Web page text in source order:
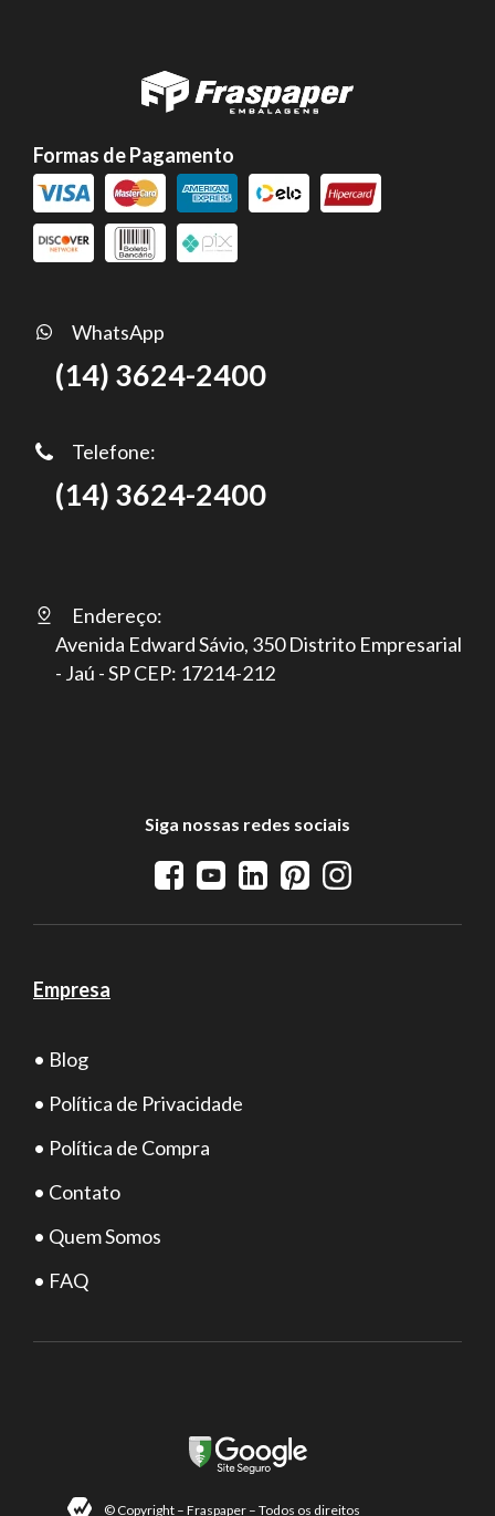
Formas de Pagamento
WhatsApp
(14) 3624-2400
Telefone:
(14) 3624-2400
Endereço:
Avenida Edward Sávio, 350 Distrito Empresarial
- Jaú - SP CEP: 17214-212
Siga nossas redes sociais
Empresa
• Blog
• Política de Privacidade
• Política de Compra
• Contato
• Quem Somos
• FAQ
© Copyright – Fraspaper – Todos os direitos